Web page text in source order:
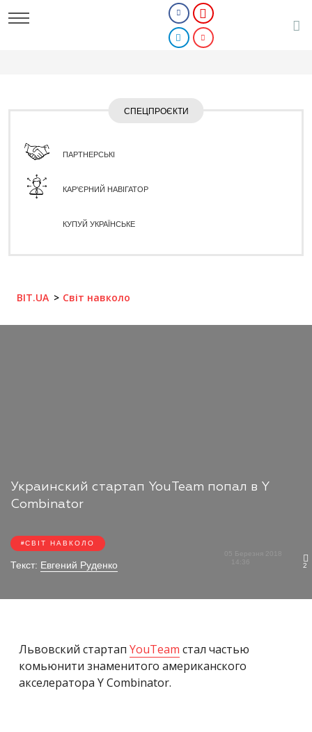
СПЕЦПРОЄКТИ
ПАРТНЕРСЬКІ
КАР'ЄРНИЙ НАВІГАТОР
КУПУЙ УКРАЇНСЬКЕ
BIT.UA Світ навколо
Украинский стартап YouTeam попал в Y
Combinator
СВІТ НАВКОЛО
Текст: Евгений Руденко
05 Березня 2018
2
Львовский стартап YouTeam стал частью
комьюнити знаменитого американского
акселератора Y Combinator.